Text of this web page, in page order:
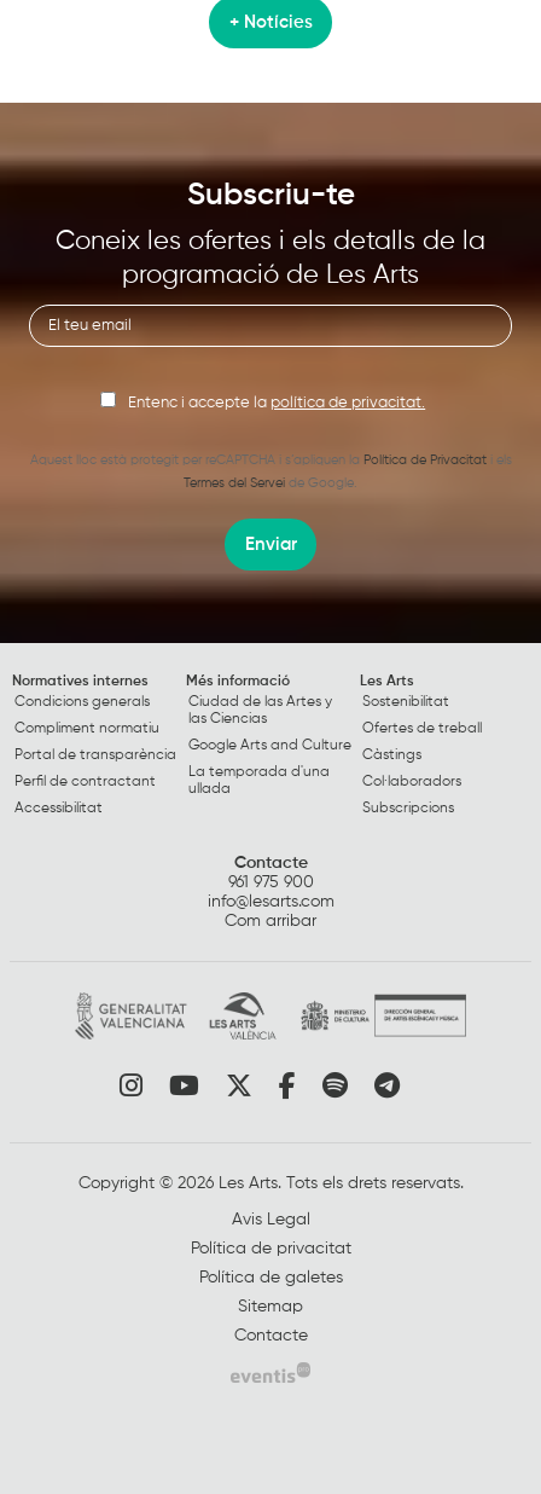
+ Notícies
Subscriu-te
Coneix les ofertes i els detalls de la
programació de Les Arts
Entenc i accepte la política de privacitat.
Aquest lloc està protegit per reCAPTCHA i s’apliquen la Política de Privacitati els
Termes del Servei de Google.
Enviar
Normatives internes
Condicions generals
Compliment normatiu
Portal de transparència
Perfil de contractant
Accessibilitat
Més informació
Ciudad de las Artes y
las Ciencias
Google Arts and Culture
La temporada d'una
ullada
Les Arts
Sostenibilitat
Ofertes de treball
Càstings
Col·laboradors
Subscripcions
Contacte
961 975 900
info@lesarts.com
Com arribar
Link a instagram
Link a youtube
Link a twitter
Link a facebook
Link a spotify
Link a
Copyright © 2026 Les Arts. Tots els drets reservats.
Avis Legal
Política de privacitat
Política de galetes
Sitemap
Contacte